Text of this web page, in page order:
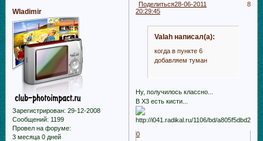
Поделиться 8
28-06-2011
20:29:45
Wladimir
Зарегистрирован: 29-12-2008
Сообщений: 1199
Провел на форуме:
3 месяца 0 дней
Valah написал(а):
когда в пункте 6
добавляем туман
Ну, получилось классно...
В Х3 есть кисти...
0